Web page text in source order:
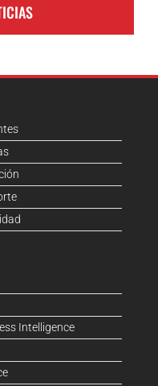
Intelligence